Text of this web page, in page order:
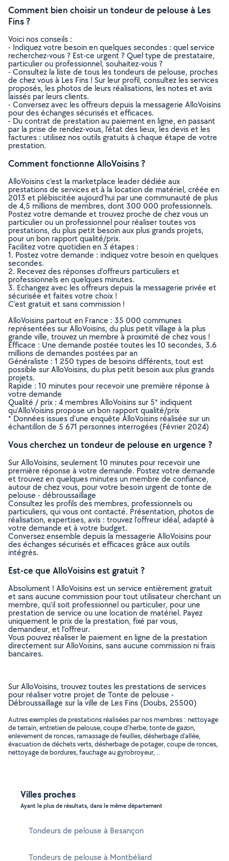
Comment bien choisir un tondeur de pelouse à Les
Fins ?
Voici nos conseils :
- Indiquez votre besoin en quelques secondes : quel service
recherchez-vous ? Est-ce urgent ? Quel type de prestataire,
particulier ou professionnel, souhaitez-vous ?
- Consultez la liste de tous les tondeurs de pelouse, proches
de chez vous à Les Fins ! Sur leur profil, consultez les services
proposés, les photos de leurs réalisations, les notes et avis
laissés par leurs clients.
- Conversez avec les offreurs depuis la messagerie AlloVoisins
pour des échanges sécurisés et efficaces.
- Du contrat de prestation au paiement en ligne, en passant
par la prise de rendez-vous, l’état des lieux, les devis et les
factures : utilisez nos outils gratuits à chaque étape de votre
prestation.
Comment fonctionne AlloVoisins ?
AlloVoisins c’est la marketplace leader dédiée aux
prestations de services et à la location de matériel, créée en
2013 et plébiscitée aujourd’hui par une communauté de plus
de 4,5 millions de membres, dont 300 000 professionnels.
Postez votre demande et trouvez proche de chez vous un
particulier ou un professionnel pour réaliser toutes vos
prestations, du plus petit besoin aux plus grands projets,
pour un bon rapport qualité/prix.
Facilitez votre quotidien en 3 étapes :
1. Postez votre demande : indiquez votre besoin en quelques
secondes.
2. Recevez des réponses d’offreurs particuliers et
professionnels en quelques minutes.
3. Echangez avec les offreurs depuis la messagerie privée et
sécurisée et faites votre choix !
C’est gratuit et sans commission !
AlloVoisins partout en France : 35 000 communes
représentées sur AlloVoisins, du plus petit village à la plus
grande ville, trouvez un membre à proximité de chez vous !
Efficace : Une demande postée toutes les 10 secondes, 3.6
millions de demandes postées par an
Généraliste : 1 250 types de besoins différents, tout est
possible sur AlloVoisins, du plus petit besoin aux plus grands
projets.
Rapide : 10 minutes pour recevoir une première réponse à
votre demande
Qualité / prix : 4 membres AlloVoisins sur 5* indiquent
qu’AlloVoisins propose un bon rapport qualité/prix
* Données issues d’une enquête AlloVoisins réalisée sur un
échantillon de 5 671 personnes interrogées (Février 2024)
Vous cherchez un tondeur de pelouse en urgence ?
Sur AlloVoisins, seulement 10 minutes pour recevoir une
première réponse à votre demande. Postez votre demande
et trouvez en quelques minutes un membre de confiance,
autour de chez vous, pour votre besoin urgent de tonte de
pelouse - débroussaillage
Consultez les profils des membres, professionnels ou
particuliers, qui vous ont contacté. Présentation, photos de
réalisation, expertises, avis : trouvez l'offreur idéal, adapté à
votre demande et à votre budget.
Conversez ensemble depuis la messagerie AlloVoisins pour
des échanges sécurisés et efficaces grâce aux outils
intégrés.
Est-ce que AlloVoisins est gratuit ?
Absolument ! AlloVoisins est un service entièrement gratuit
et sans aucune commission pour tout utilisateur cherchant un
membre, qu’il soit professionnel ou particulier, pour une
prestation de service ou une location de matériel. Payez
uniquement le prix de la prestation, fixé par vous,
demandeur, et l’offreur.
Vous pouvez réaliser le paiement en ligne de la prestation
directement sur AlloVoisins, sans aucune commission ni frais
bancaires.
Sur AlloVoisins, trouvez toutes les prestations de services
pour réaliser votre projet de Tonte de pelouse -
Débroussaillage sur la ville de Les Fins (Doubs, 25500)
Autres exemples de prestations réalisées par nos membres : nettoyage
de terrain, entretien de pelouse, coupe d'herbe, tonte de gazon,
enlevement de ronces, ramassage de feuilles, désherbage d'allée,
évacuation de déchets verts, désherbage de potager, coupe de ronces,
nettoyage de bordures, fauchage au gyrobroyeur, ..
Villes proches
Ayant le plus de résultats, dans le même département
Tondeurs de pelouse à Besançon
Tondeurs de pelouse à Montbéliard